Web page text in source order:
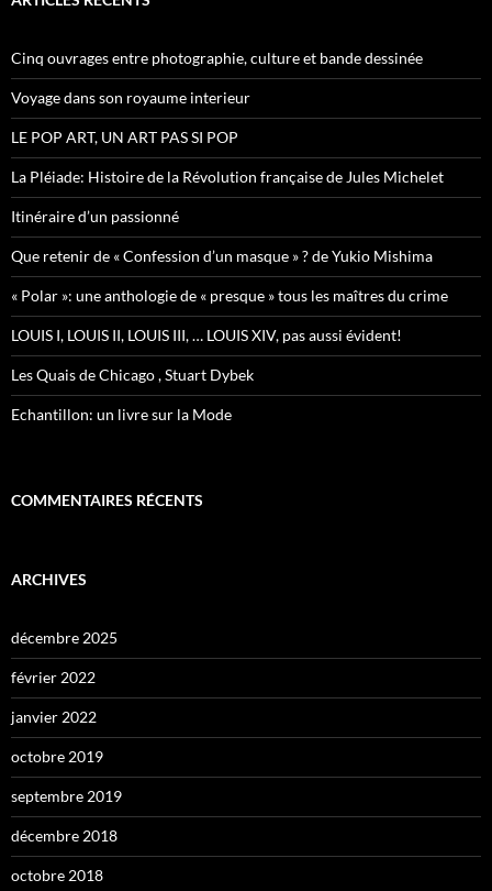
h
e
r
:
Cinq ouvrages entre photographie, culture et bande dessinée
Voyage dans son royaume interieur
LE POP ART, UN ART PAS SI POP
La Pléiade: Histoire de la Révolution française de Jules Michelet
Itinéraire d’un passionné
Que retenir de « Confession d’un masque » ? de Yukio Mishima
« Polar »: une anthologie de « presque » tous les maîtres du crime
LOUIS I, LOUIS II, LOUIS III, … LOUIS XIV, pas aussi évident!
Les Quais de Chicago , Stuart Dybek
Echantillon: un livre sur la Mode
COMMENTAIRES RÉCENTS
ARCHIVES
décembre 2025
février 2022
janvier 2022
octobre 2019
septembre 2019
décembre 2018
octobre 2018